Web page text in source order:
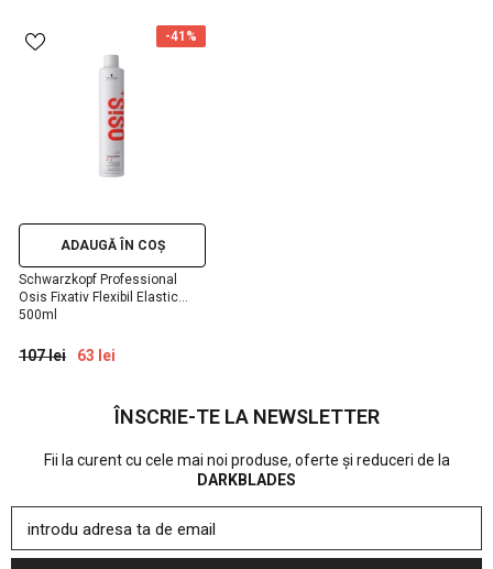
-41%
ADAUGĂ ÎN COȘ
Schwarzkopf Professional
Osis Fixativ Flexibil Elastic
500ml
107 lei 63 lei
ÎNSCRIE-TE LA NEWSLETTER
Fii la curent cu cele mai noi produse, oferte și reduceri de la
DARKBLADES
introdu adresa ta de email